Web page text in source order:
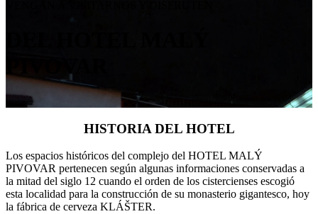
HISTORIA DEL HOTEL
Los espacios históricos del complejo del HOTEL MALÝ
PIVOVAR pertenecen según algunas informaciones conservadas a
la mitad del siglo 12 cuando el orden de los cistercienses escogió
esta localidad para la construcción de su monasterio gigantesco, hoy
la fábrica de cerveza KLÁŠTER.